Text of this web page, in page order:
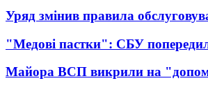
Уряд змінив правила
"Медові пастки": СБУ
Майора ВСП викрили на